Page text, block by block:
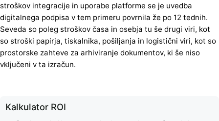
stroškov integracije in uporabe platforme se je uvedba
digitalnega podpisa v tem primeru povrnila že po 12 tednih.
Seveda so poleg stroškov časa in osebja tu še drugi viri, kot
so stroški papirja, tiskalnika, pošiljanja in logistični viri, kot so
prostorske zahteve za arhiviranje dokumentov, ki še niso
vključeni v ta izračun.
Kalkulator ROI